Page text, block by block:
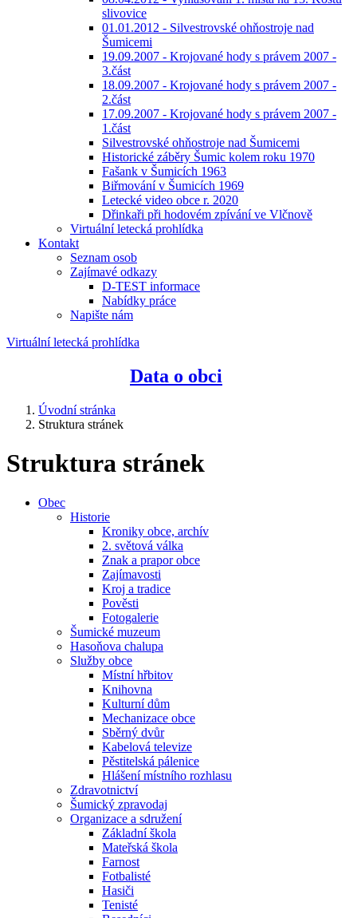
slivovice
01.01.2012 - Silvestrovské ohňostroje nad
Šumicemi
19.09.2007 - Krojované hody s právem 2007 -
3.část
18.09.2007 - Krojované hody s právem 2007 -
2.část
17.09.2007 - Krojované hody s právem 2007 -
1.část
Silvestrovské ohňostroje nad Šumicemi
Historické záběry Šumic kolem roku 1970
Fašank v Šumicích 1963
Biřmování v Šumicích 1969
Letecké video obce r. 2020
Dřinkaři při hodovém zpívání ve Vlčnově
Virtuální letecká prohlídka
Kontakt
Seznam osob
Zajímavé odkazy
D-TEST informace
Nabídky práce
Napište nám
Virtuální letecká prohlídka
Data o obci
Úvodní stránka
Struktura stránek
Struktura stránek
Obec
Historie
Kroniky obce, archív
2. světová válka
Znak a prapor obce
Zajímavosti
Kroj a tradice
Pověsti
Fotogalerie
Šumické muzeum
Hasoňova chalupa
Služby obce
Místní hřbitov
Knihovna
Kulturní dům
Mechanizace obce
Sběrný dvůr
Kabelová televize
Pěstitelská pálenice
Hlášení místního rozhlasu
Zdravotnictví
Šumický zpravodaj
Organizace a sdružení
Základní škola
Mateřská škola
Farnost
Fotbalisté
Hasiči
Tenisté